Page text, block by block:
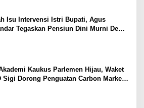
Isu Intervensi Istri Bupati, Agus
Tegaskan Pensiun Dini Murni Demi
Kaukus Parlemen Hijau, Waket
Sigi Dorong Penguatan Carbon Market